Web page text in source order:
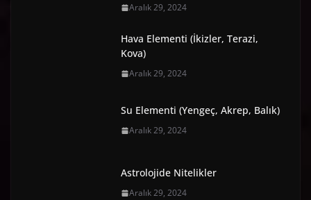
Aralık 29, 2024
Hava Elementi (İkizler, Terazi,
Kova)
Aralık 29, 2024
Su Elementi (Yengeç, Akrep, Balık)
Aralık 29, 2024
Astrolojide Nitelikler
Aralık 29, 2024